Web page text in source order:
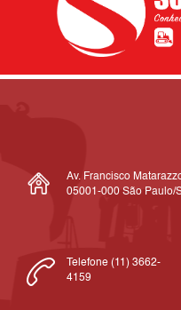
Av. Francisco
05001-000 São Paulo/
Telefone (11) 3662-
4159